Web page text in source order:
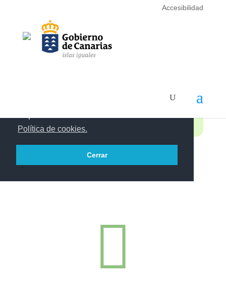
Este portal web utiliza cookies propias y de
terceros para recopilar información que
ayuda a optimizar su visita. Las cookies no
Política de cookies.
Cerrar
Accesibilidad
INNOVACIÓN CON
PESCADOS CANARIOS
